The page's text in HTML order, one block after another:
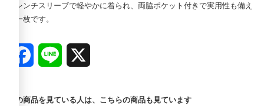
フレンチスリーブで軽やかに着られ、両脇ポケット付きで実用性も備え
た一枚です。
FacebookLine
この商品を見ている人は、こちらの商品も見ています